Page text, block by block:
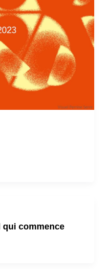
commence